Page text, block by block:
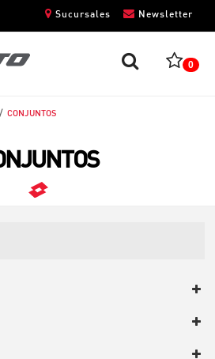
Newsletter
Sucursales
0
CONJUNTOS